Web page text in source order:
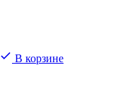
В корзине